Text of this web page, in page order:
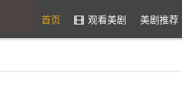
首页 观看美剧 美剧推荐